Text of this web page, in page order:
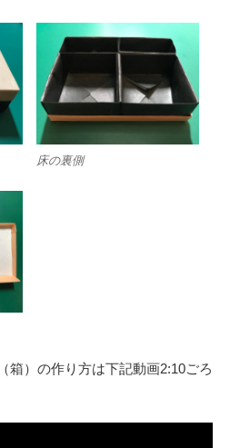
床の裏側
箱）の作り方は下記動画2:10ごろ